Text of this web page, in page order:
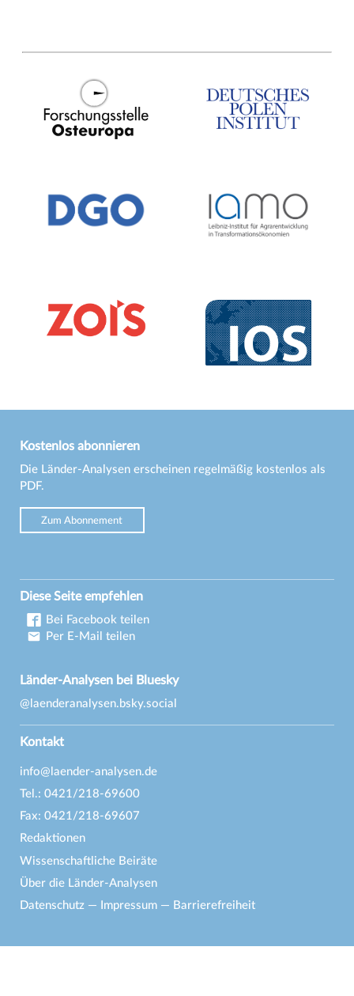
Kostenlos abonnieren
Die Länder-Analysen erscheinen regelmäßig kostenlos als
PDF.
Zum Abonnement
Diese Seite empfehlen
Bei Facebook teilen
Per E-Mail teilen
Länder-Analysen bei Bluesky
@laenderanalysen.bsky.social
Kontakt
info@laender-analysen.de
Tel.: 0421/218-69600
Fax: 0421/218-69607
Redaktionen
Wissenschaftliche Beiräte
Über die Länder-Analysen
Datenschutz— Impressum— Barrierefreiheit